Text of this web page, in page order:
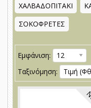
ΧΑΛΒΑΔΟΠΙΤΑΚΙ
ΣΟΚΟΦΡΕΤΕΣ
Εμφάνιση:
12
Ταξινόμηση:
Τιμή